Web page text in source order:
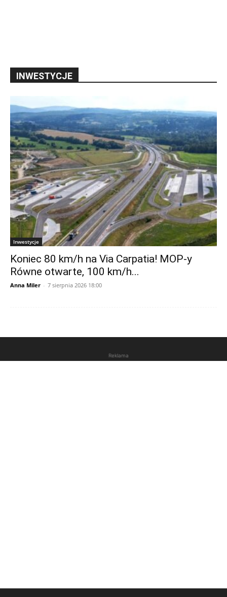
INWESTYCJE
Inwestycje
Koniec 80 km/h na Via Carpatia! MOP-y
Równe otwarte, 100 km/h...
Anna Miler - 7 sierpnia 2026 18:00
Reklama